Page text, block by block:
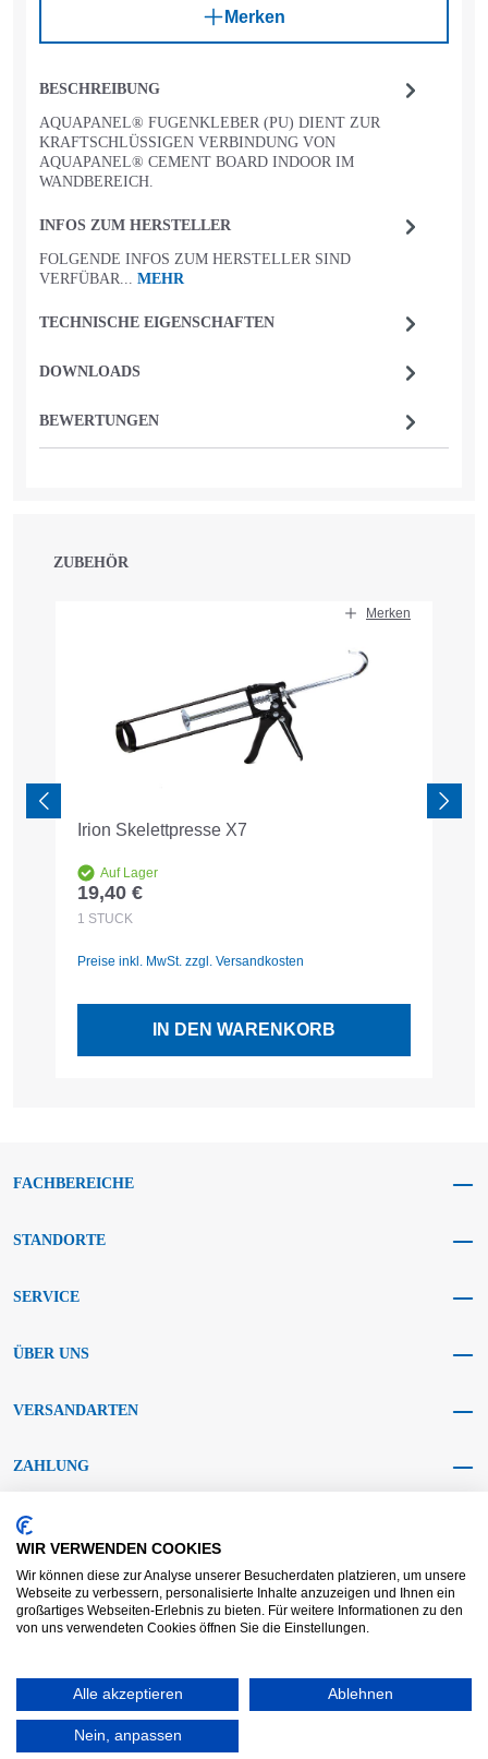
BESCHREIBUNG
AQUAPANEL® FUGENKLEBER (PU) DIENT ZUR
KRAFTSCHLÜSSIGEN VERBINDUNG VON
AQUAPANEL® CEMENT BOARD INDOOR IM
WANDBEREICH.
INFOS ZUM HERSTELLER
FOLGENDE INFOS ZUM HERSTELLER SIND
VERFÜBAR... MEHR
TECHNISCHE EIGENSCHAFTEN
DOWNLOADS
BEWERTUNGEN
Merken
Produktgalerie überspringen
ZUBEHÖR
Merken
Irion Skelettpresse X7
Auf Lager
Regulärer Preis:
19,40 €
1 STÜCK
Preise inkl. MwSt. zzgl. Versandkosten
IN DEN WARENKORB
FACHBEREICHE
STANDORTE
SERVICE
ÜBER UNS
VERSANDARTEN
ZAHLUNG
SOCIAL MEDIA
Impressum
Datenschutz
Copyright © 2025 - KRAFT Baustoffe GmbH
WIR VERWENDEN COOKIES
Wir können diese zur Analyse unserer Besucherdaten platzieren, um unsere
Webseite zu verbessern, personalisierte Inhalte anzuzeigen und Ihnen ein
großartiges Webseiten-Erlebnis zu bieten. Für weitere Informationen zu den
von uns verwendeten Cookies öffnen Sie die Einstellungen.
Alle akzeptieren Ablehnen
Nein, anpassen